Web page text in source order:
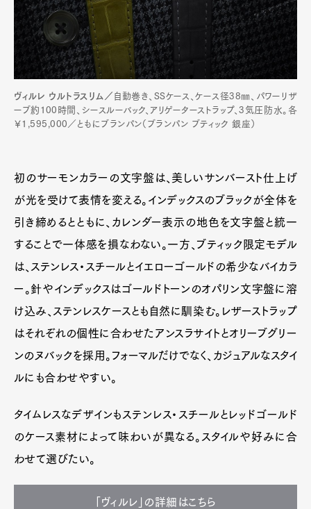
ヴィルレ ウルトラスリム／ 自動巻き、SSケース、ケース径38㎜、パワーリザ
ーブ約100時間、シースルーバック、アリゲーターストラップ、3気圧防水。各
￥1,595,000／ともにブランパン（ブランパン ブティック 銀座）
初のサーモンカラーの文字盤は、美しいサンバースト仕上げ
が光を受けて表情を変える。インデックスのブラックが全体を
引き締めるとともに、カレンダー表示の地色を文字盤と統一
することで一体感を損なわない。一方、ブティック限定モデル
は、ステンレス・スチールとイエローゴールドの希少なバイカラ
ー。針やインデックスはゴールドトーンのオパリン文字盤に溶
け込み、ステンレスケースとも自然に馴染む。レザーストラップ
はそれぞれの個性に合わせたアンスラサイトとオリーブグリー
ンのヌバックを採用。フォーマルだけでなく、カジュアルなスタイ
ルにも合わせやすい。
タイムレスなデザインもステンレス・スチールとレッドゴールド
のケース素材によって味わいが異なる。スタイルや好みに合
わせて選びたい。
「ヴィルレ」の詳細はこちら